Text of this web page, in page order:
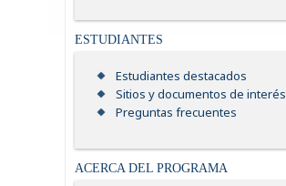
ESTUDIANTES
Estudiantes destacados
Sitios y documentos de interés
Preguntas frecuentes
ACERCA DEL PROGRAMA